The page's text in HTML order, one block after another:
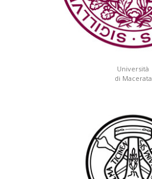
Università
di Macerata